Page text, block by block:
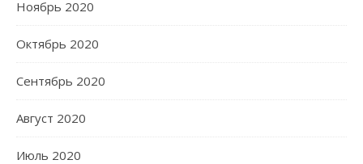
Ноябрь 2020
Октябрь 2020
Сентябрь 2020
Август 2020
Июль 2020